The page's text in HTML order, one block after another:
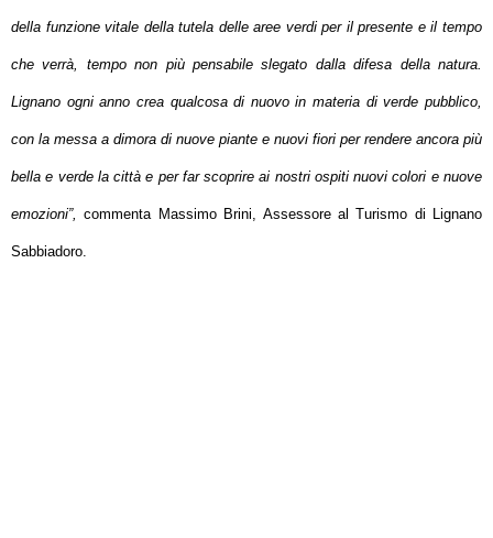
della funzione vitale della tutela delle aree verdi per il presente e il tempo
che verrà, tempo non più pensabile slegato dalla difesa della natura.
Lignano ogni anno crea qualcosa di nuovo in materia di verde pubblico,
con la messa a dimora di nuove piante e nuovi fiori per rendere ancora più
bella e verde la città e per far scoprire ai nostri ospiti nuovi colori e nuove
emozioni”, commenta Massimo Brini, Assessore al Turismo di Lignano
Sabbiadoro.